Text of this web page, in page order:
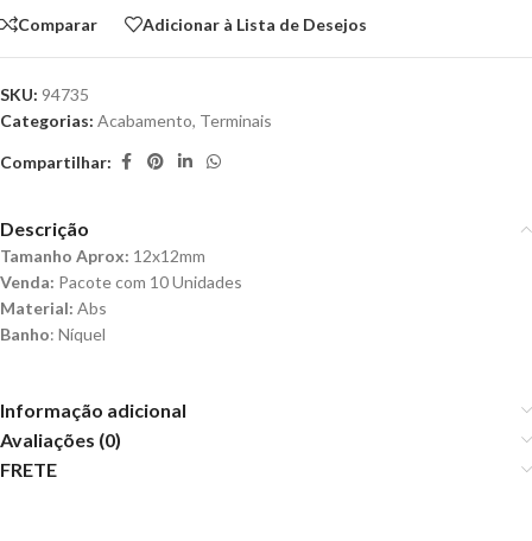
Comparar Adicionar à Lista de Desejos
SKU: 94735
Categorias: Acabamento, Terminais
Compartilhar:
Descrição
Tamanho Aprox: 12x12mm
Venda: Pacote com 10 Unidades
Material: Abs
Banho: Níquel
Informação adicional
Avaliações (0)
FRETE